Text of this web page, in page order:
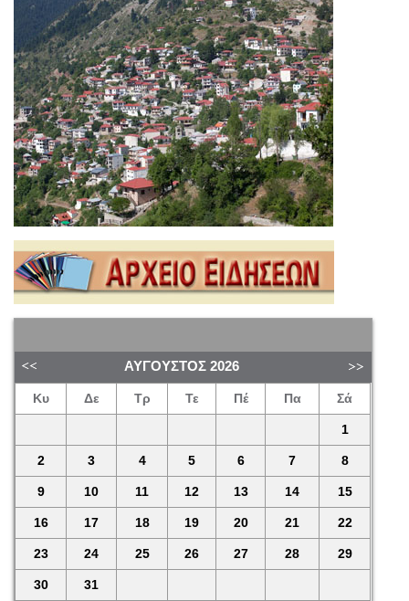
ΑΎΓΟΥΣΤΟΣ 2026
Κυ Δε Τρ Τε Πέ Πα Σά
1
2 3 4 5 6 7 8
9 10 11 12 13 14 15
16 17 18 19 20 21 22
23 24 25 26 27 28 29
30 31